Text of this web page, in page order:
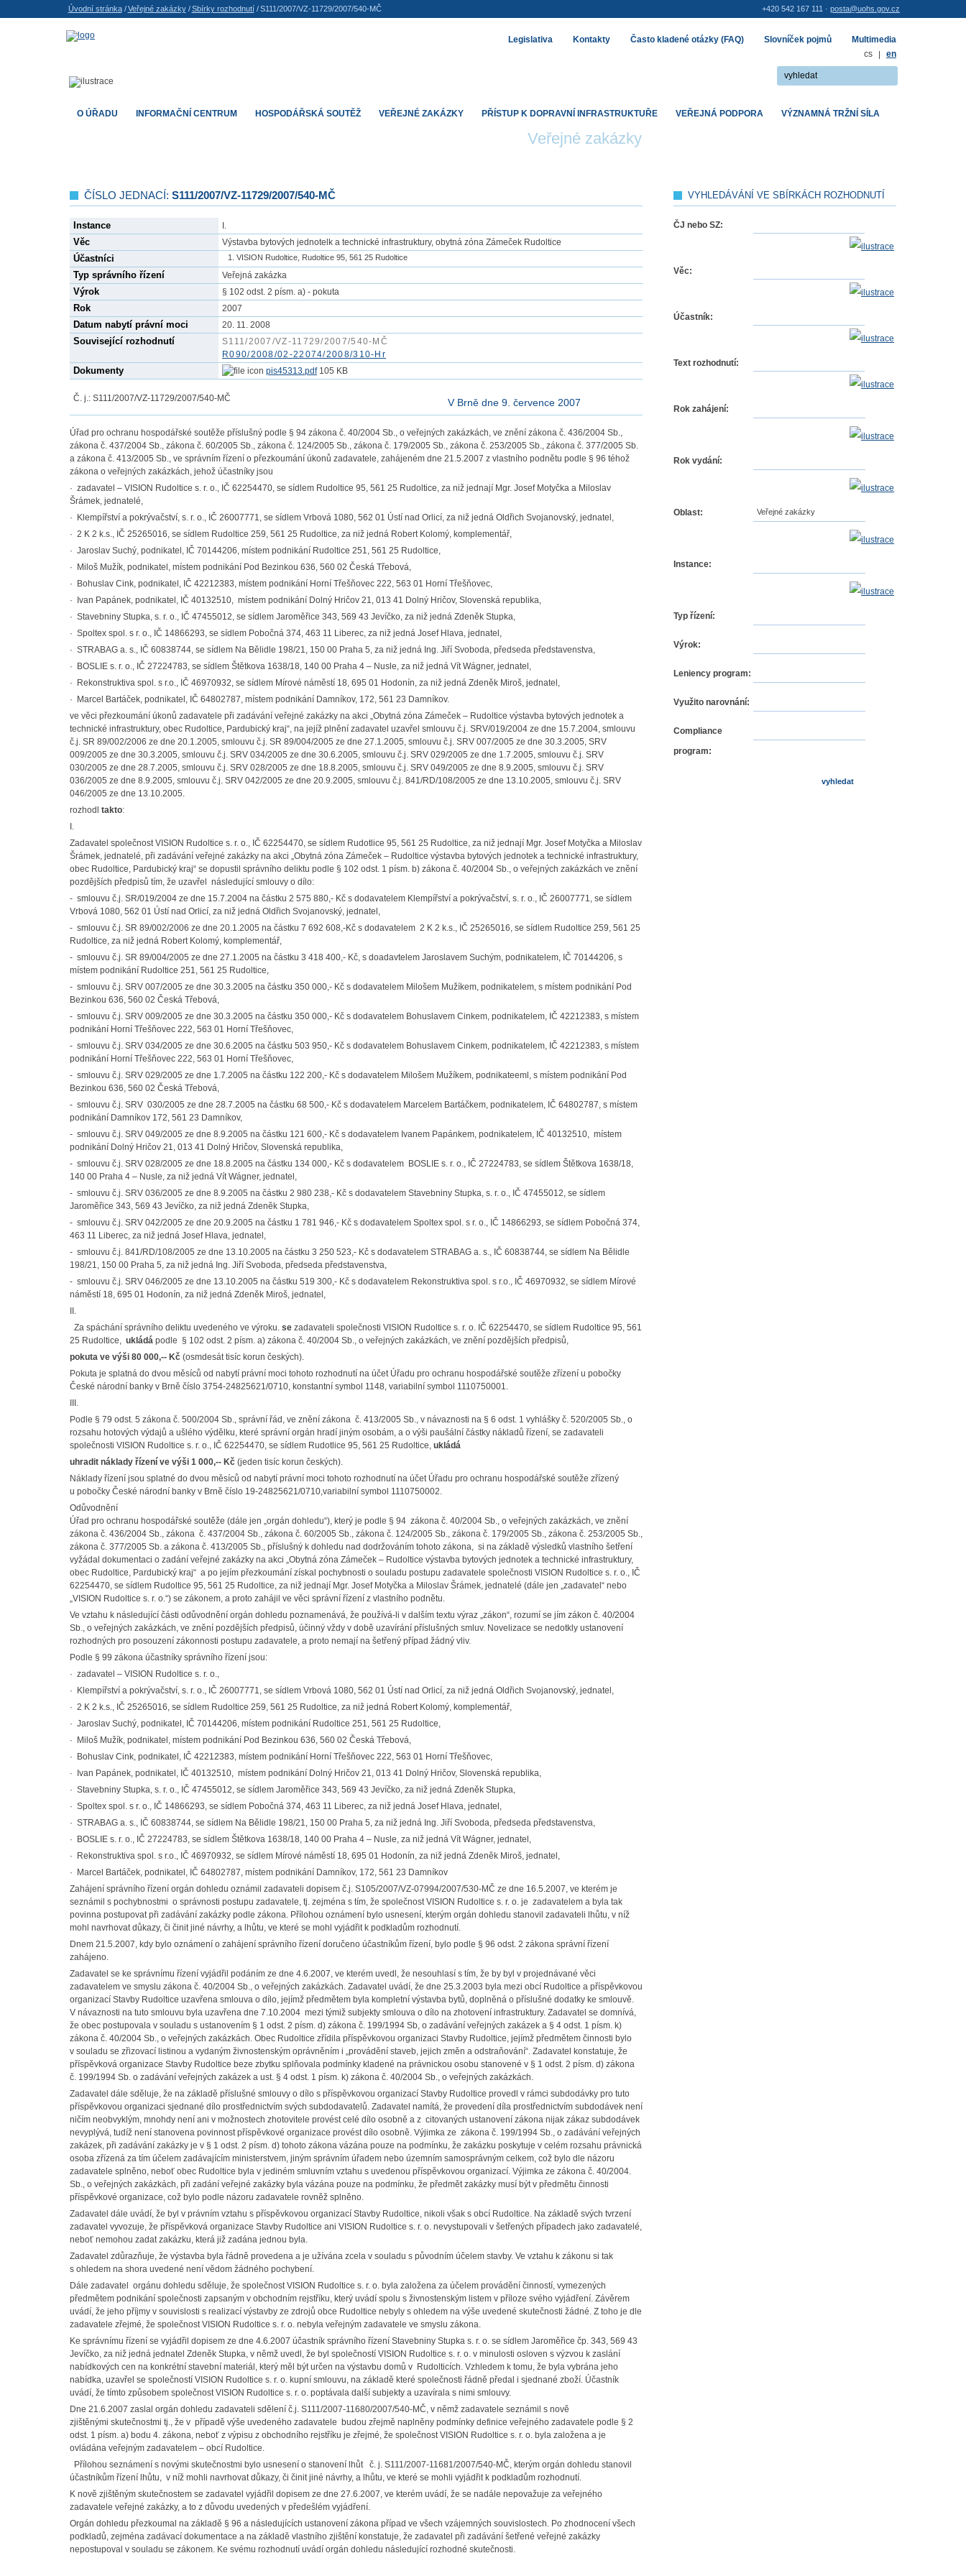
Veřejné zakázky
ČÍSLO JEDNACÍ: S111/2007/VZ-11729/2007/540-MČ
Instance I.
Věc Výstavba bytových jednotelk a technické infrastruktury, obytná zóna Zámeček Rudoltice
Účastníci VISION Rudoltice, Rudoltice 95, 561 25 Rudoltice
Typ správního řízení Veřejná zakázka
Výrok § 102 odst. 2 písm. a) - pokuta
Rok 2007
Datum nabytí právní moci 20. 11. 2008
Související rozhodnutí
S111/2007/VZ-11729/2007/540-MČ
R090/2008/02-22074/2008/310-Hr
Dokumenty pis45313.pdf105 KB
Č. j.: S111/2007/VZ-11729/2007/540-MČ V Brně dne 9. července 2007
Úřad pro ochranu hospodářské soutěže příslušný podle § 94 zákona č. 40/2004 Sb., o veřejných zakázkách, ve znění zákona č. 436/2004 Sb.,
zákona č. 437/2004 Sb., zákona č. 60/2005 Sb., zákona č. 124/2005 Sb., zákona č. 179/2005 Sb., zákona č. 253/2005 Sb., zákona č. 377/2005 Sb.
a zákona č. 413/2005 Sb., ve správním řízení o přezkoumání úkonů zadavatele, zahájeném dne 21.5.2007 z vlastního podnětu podle § 96 téhož
zákona o veřejných zakázkách, jehož účastníky jsou
· zadavatel – VISION Rudoltice s. r. o., IČ 62254470, se sídlem Rudoltice 95, 561 25 Rudoltice, za niž jednají Mgr. Josef Motyčka a Miloslav
Šrámek, jednatelé,
· Klempířství a pokrývačství, s. r. o., IČ 26007771, se sídlem Vrbová 1080, 562 01 Ústí nad Orlicí, za niž jedná Oldřich Svojanovský, jednatel,
· 2 K 2 k.s., IČ 25265016, se sídlem Rudoltice 259, 561 25 Rudoltice, za niž jedná Robert Kolomý, komplementář,
· Jaroslav Suchý, podnikatel, IČ 70144206, místem podnikání Rudoltice 251, 561 25 Rudoltice,
· Miloš Mužík, podnikatel, místem podnikání Pod Bezinkou 636, 560 02 Česká Třebová,
· Bohuslav Cink, podnikatel, IČ 42212383, místem podnikání Horní Třešňovec 222, 563 01 Horní Třešňovec,
· Ivan Papánek, podnikatel, IČ 40132510, místem podnikání Dolný Hričov 21, 013 41 Dolný Hričov, Slovenská republika,
· Stavebniny Stupka, s. r. o., IČ 47455012, se sídlem Jaroměřice 343, 569 43 Jevíčko, za niž jedná Zdeněk Stupka,
· Spoltex spol. s r. o., IČ 14866293, se sídlem Pobočná 374, 463 11 Liberec, za niž jedná Josef Hlava, jednatel,
· STRABAG a. s., IČ 60838744, se sídlem Na Bělidle 198/21, 150 00 Praha 5, za niž jedná Ing. Jiří Svoboda, předseda představenstva,
· BOSLIE s. r. o., IČ 27224783, se sídlem Štětkova 1638/18, 140 00 Praha 4 – Nusle, za niž jedná Vít Wágner, jednatel,
· Rekonstruktiva spol. s r.o., IČ 46970932, se sídlem Mírové náměstí 18, 695 01 Hodonín, za niž jedná Zdeněk Miroš, jednatel,
· Marcel Bartáček, podnikatel, IČ 64802787, místem podnikání Damníkov, 172, 561 23 Damníkov.
ve věci přezkoumání úkonů zadavatele při zadávání veřejné zakázky na akci „Obytná zóna Zámeček – Rudoltice výstavba bytových jednotek a
technické infrastruktury, obec Rudoltice, Pardubický kraj“, na jejíž plnění zadavatel uzavřel smlouvu č.j. SRV/019/2004 ze dne 15.7.2004, smlouvu
č.j. SR 89/002/2006 ze dne 20.1.2005, smlouvu č.j. SR 89/004/2005 ze dne 27.1.2005, smlouvu č.j. SRV 007/2005 ze dne 30.3.2005, SRV
009/2005 ze dne 30.3.2005, smlouvu č.j. SRV 034/2005 ze dne 30.6.2005, smlouvu č.j. SRV 029/2005 ze dne 1.7.2005, smlouvu č.j. SRV
030/2005 ze dne 28.7.2005, smlouvu č.j. SRV 028/2005 ze dne 18.8.2005, smlouvu č.j. SRV 049/2005 ze dne 8.9.2005, smlouvu č.j. SRV
036/2005 ze dne 8.9.2005, smlouvu č.j. SRV 042/2005 ze dne 20.9.2005, smlouvu č.j. 841/RD/108/2005 ze dne 13.10.2005, smlouvu č.j. SRV
046/2005 ze dne 13.10.2005.
rozhodl takto:
I.
Zadavatel společnost VISION Rudoltice s. r. o., IČ 62254470, se sídlem Rudotlice 95, 561 25 Rudoltice, za niž jednají Mgr. Josef Motyčka a Miloslav
Šrámek, jednatelé, při zadávání veřejné zakázky na akci „Obytná zóna Zámeček – Rudoltice výstavba bytových jednotek a technické infrastruktury,
obec Rudoltice, Pardubický kraj“ se dopustil správního deliktu podle § 102 odst. 1 písm. b) zákona č. 40/2004 Sb., o veřejných zakázkách ve znění
pozdějších předpisů tím, že uzavřel následující smlouvy o dílo:
- smlouvu č.j. SR/019/2004 ze dne 15.7.2004 na částku 2 575 880,- Kč s dodavatelem Klempířství a pokrývačství, s. r. o., IČ 26007771, se sídlem
Vrbová 1080, 562 01 Ústí nad Orlicí, za niž jedná Oldřich Svojanovský, jednatel,
- smlouvu č.j. SR 89/002/2006 ze dne 20.1.2005 na částku 7 692 608,-Kč s dodavatelem 2 K 2 k.s., IČ 25265016, se sídlem Rudoltice 259, 561 25
Rudoltice, za niž jedná Robert Kolomý, komplementář,
- smlouvu č.j. SR 89/004/2005 ze dne 27.1.2005 na částku 3 418 400,- Kč, s doadavtelem Jaroslavem Suchým, podnikatelem, IČ 70144206, s
místem podnikání Rudoltice 251, 561 25 Rudoltice,
- smlouvu č.j. SRV 007/2005 ze dne 30.3.2005 na částku 350 000,- Kč s dodavatelem Milošem Mužíkem, podnikatelem, s místem podnikání Pod
Bezinkou 636, 560 02 Česká Třebová,
- smlouvu č.j. SRV 009/2005 ze dne 30.3.2005 na částku 350 000,- Kč s dodavatelem Bohuslavem Cinkem, podnikatelem, IČ 42212383, s místem
podnikání Horní Třešňovec 222, 563 01 Horní Třešňovec,
- smlouvu č.j. SRV 034/2005 ze dne 30.6.2005 na částku 503 950,- Kč s dodavatelem Bohuslavem Cinkem, podnikatelem, IČ 42212383, s místem
podnikání Horní Třešňovec 222, 563 01 Horní Třešňovec,
- smlouvu č.j. SRV 029/2005 ze dne 1.7.2005 na částku 122 200,- Kč s dodavatelem Milošem Mužíkem, podnikateeml, s místem podnikání Pod
Bezinkou 636, 560 02 Česká Třebová,
- smlouvu č.j. SRV 030/2005 ze dne 28.7.2005 na částku 68 500,- Kč s dodavatelem Marcelem Bartáčkem, podnikatelem, IČ 64802787, s místem
podnikání Damníkov 172, 561 23 Damníkov,
- smlouvu č.j. SRV 049/2005 ze dne 8.9.2005 na částku 121 600,- Kč s dodavatelem Ivanem Papánkem, podnikatelem, IČ 40132510, místem
podnikání Dolný Hričov 21, 013 41 Dolný Hričov, Slovenská republika,
- smlouvu č.j. SRV 028/2005 ze dne 18.8.2005 na částku 134 000,- Kč s dodavatelem BOSLIE s. r. o., IČ 27224783, se sídlem Štětkova 1638/18,
140 00 Praha 4 – Nusle, za niž jedná Vít Wágner, jednatel,
- smlouvu č.j. SRV 036/2005 ze dne 8.9.2005 na částku 2 980 238,- Kč s dodavatelem Stavebniny Stupka, s. r. o., IČ 47455012, se sídlem
Jaroměřice 343, 569 43 Jevíčko, za niž jedná Zdeněk Stupka,
- smlouvu č.j. SRV 042/2005 ze dne 20.9.2005 na částku 1 781 946,- Kč s dodavatelem Spoltex spol. s r. o., IČ 14866293, se sídlem Pobočná 374,
463 11 Liberec, za niž jedná Josef Hlava, jednatel,
- smlouvu č.j. 841/RD/108/2005 ze dne 13.10.2005 na částku 3 250 523,- Kč s dodavatelem STRABAG a. s., IČ 60838744, se sídlem Na Bělidle
198/21, 150 00 Praha 5, za niž jedná Ing. Jiří Svoboda, předseda představenstva,
- smlouvu č.j. SRV 046/2005 ze dne 13.10.2005 na částku 519 300,- Kč s dodavatelem Rekonstruktiva spol. s r.o., IČ 46970932, se sídlem Mírové
náměstí 18, 695 01 Hodonín, za niž jedná Zdeněk Miroš, jednatel,
II.
Za spáchání správního deliktu uvedeného ve výroku. se zadavateli společnosti VISION Rudoltice s. r. o. IČ 62254470, se sídlem Rudoltice 95, 561
25 Rudoltice, ukládá podle § 102 odst. 2 písm. a) zákona č. 40/2004 Sb., o veřejných zakázkách, ve znění pozdějších předpisů,
pokuta ve výši 80 000,-- Kč (osmdesát tisíc korun českých).
Pokuta je splatná do dvou měsíců od nabytí právní moci tohoto rozhodnutí na účet Úřadu pro ochranu hospodářské soutěže zřízení u pobočky
České národní banky v Brně číslo 3754-24825621/0710, konstantní symbol 1148, variabilní symbol 1110750001.
III.
Podle § 79 odst. 5 zákona č. 500/2004 Sb., správní řád, ve znění zákona č. 413/2005 Sb., v návaznosti na § 6 odst. 1 vyhlášky č. 520/2005 Sb., o
rozsahu hotových výdajů a ušlého výdělku, které správní orgán hradí jiným osobám, a o výši paušální částky nákladů řízení, se zadavateli
společnosti VISION Rudoltice s. r. o., IČ 62254470, se sídlem Rudotlice 95, 561 25 Rudoltice, ukládá
uhradit náklady řízení ve výši 1 000,-- Kč (jeden tisíc korun českých).
Náklady řízení jsou splatné do dvou měsíců od nabytí právní moci tohoto rozhodnutí na účet Úřadu pro ochranu hospodářské soutěže zřízený
u pobočky České národní banky v Brně číslo 19-24825621/0710,variabilní symbol 1110750002.
Odůvodnění
Úřad pro ochranu hospodářské soutěže (dále jen „orgán dohledu“), který je podle § 94 zákona č. 40/2004 Sb., o veřejných zakázkách, ve znění
zákona č. 436/2004 Sb., zákona č. 437/2004 Sb., zákona č. 60/2005 Sb., zákona č. 124/2005 Sb., zákona č. 179/2005 Sb., zákona č. 253/2005 Sb.,
zákona č. 377/2005 Sb. a zákona č. 413/2005 Sb., příslušný k dohledu nad dodržováním tohoto zákona, si na základě výsledků vlastního šetření
vyžádal dokumentaci o zadání veřejné zakázky na akci „Obytná zóna Zámeček – Rudoltice výstavba bytových jednotek a technické infrastruktury,
obec Rudoltice, Pardubický kraj“ a po jejím přezkoumání získal pochybnosti o souladu postupu zadavatele společnosti VISION Rudoltice s. r. o., IČ
62254470, se sídlem Rudoltice 95, 561 25 Rudoltice, za niž jednají Mgr. Josef Motyčka a Miloslav Šrámek, jednatelé (dále jen „zadavatel“ nebo
„VISION Rudoltice s. r. o.“) se zákonem, a proto zahájil ve věci správní řízení z vlastního podnětu.
Ve vztahu k následující části odůvodnění orgán dohledu poznamenává, že používá-li v dalším textu výraz „zákon“, rozumí se jím zákon č. 40/2004
Sb., o veřejných zakázkách, ve znění pozdějších předpisů, účinný vždy v době uzavírání příslušných smluv. Novelizace se nedotkly ustanovení
rozhodných pro posouzení zákonnosti postupu zadavatele, a proto nemají na šetřený případ žádný vliv.
Podle § 99 zákona účastníky správního řízení jsou:
· zadavatel – VISION Rudoltice s. r. o.,
· Klempířství a pokrývačství, s. r. o., IČ 26007771, se sídlem Vrbová 1080, 562 01 Ústí nad Orlicí, za niž jedná Oldřich Svojanovský, jednatel,
· 2 K 2 k.s., IČ 25265016, se sídlem Rudoltice 259, 561 25 Rudoltice, za niž jedná Robert Kolomý, komplementář,
· Jaroslav Suchý, podnikatel, IČ 70144206, místem podnikání Rudoltice 251, 561 25 Rudoltice,
· Miloš Mužík, podnikatel, místem podnikání Pod Bezinkou 636, 560 02 Česká Třebová,
· Bohuslav Cink, podnikatel, IČ 42212383, místem podnikání Horní Třešňovec 222, 563 01 Horní Třešňovec,
· Ivan Papánek, podnikatel, IČ 40132510, místem podnikání Dolný Hričov 21, 013 41 Dolný Hričov, Slovenská republika,
· Stavebniny Stupka, s. r. o., IČ 47455012, se sídlem Jaroměřice 343, 569 43 Jevíčko, za niž jedná Zdeněk Stupka,
· Spoltex spol. s r. o., IČ 14866293, se sídlem Pobočná 374, 463 11 Liberec, za niž jedná Josef Hlava, jednatel,
· STRABAG a. s., IČ 60838744, se sídlem Na Bělidle 198/21, 150 00 Praha 5, za niž jedná Ing. Jiří Svoboda, předseda představenstva,
· BOSLIE s. r. o., IČ 27224783, se sídlem Štětkova 1638/18, 140 00 Praha 4 – Nusle, za niž jedná Vít Wágner, jednatel,
· Rekonstruktiva spol. s r.o., IČ 46970932, se sídlem Mírové náměstí 18, 695 01 Hodonín, za niž jedná Zdeněk Miroš, jednatel,
· Marcel Bartáček, podnikatel, IČ 64802787, místem podnikání Damníkov, 172, 561 23 Damníkov
Zahájení správního řízení orgán dohledu oznámil zadavateli dopisem č.j. S105/2007/VZ-07994/2007/530-MČ ze dne 16.5.2007, ve kterém je
seznámil s pochybnostmi o správnosti postupu zadavatele, tj. zejména s tím, že společnost VISION Rudoltice s. r. o. je zadavatelem a byla tak
povinna postupovat při zadávání zakázky podle zákona. Přílohou oznámení bylo usnesení, kterým orgán dohledu stanovil zadavateli lhůtu, v níž
mohl navrhovat důkazy, či činit jiné návrhy, a lhůtu, ve které se mohl vyjádřit k podkladům rozhodnutí.
Dnem 21.5.2007, kdy bylo oznámení o zahájení správního řízení doručeno účastníkům řízení, bylo podle § 96 odst. 2 zákona správní řízení
zahájeno.
Zadavatel se ke správnímu řízení vyjádřil podáním ze dne 4.6.2007, ve kterém uvedl, že nesouhlasí s tím, že by byl v projednávané věci
zadavatelem ve smyslu zákona č. 40/2004 Sb., o veřejných zakázkách. Zadavatel uvádí, že dne 25.3.2003 byla mezi obcí Rudoltice a příspěvkovou
organizací Stavby Rudoltice uzavřena smlouva o dílo, jejímž předmětem byla kompletní výstavba bytů, doplněná o příslušné dodatky ke smlouvě.
V návaznosti na tuto smlouvu byla uzavřena dne 7.10.2004 mezi týmiž subjekty smlouva o dílo na zhotovení infrastruktury. Zadavatel se domnívá,
že obec postupovala v souladu s ustanovením § 1 odst. 2 písm. d) zákona č. 199/1994 Sb, o zadávání veřejných zakázek a § 4 odst. 1 písm. k)
zákona č. 40/2004 Sb., o veřejných zakázkách. Obec Rudoltice zřídila příspěvkovou organizaci Stavby Rudoltice, jejímž předmětem činnosti bylo
v souladu se zřizovací listinou a vydaným živnostenským oprávněním i „provádění staveb, jejich změn a odstraňování“. Zadavatel konstatuje, že
příspěvková organizace Stavby Rudoltice beze zbytku splňovala podmínky kladené na právnickou osobu stanovené v § 1 odst. 2 písm. d) zákona
č. 199/1994 Sb. o zadávání veřejných zakázek a ust. § 4 odst. 1 písm. k) zákona č. 40/2004 Sb., o veřejných zakázkách.
Zadavatel dále sděluje, že na základě příslušné smlouvy o dílo s příspěvkovou organizací Stavby Rudoltice provedl v rámci subdodávky pro tuto
příspěvkovou organizaci sjednané dílo prostřednictvím svých subdodavatelů. Zadavatel namítá, že provedení díla prostřednictvím subdodávek není
ničím neobvyklým, mnohdy není ani v možnostech zhotovitele provést celé dílo osobně a z citovaných ustanovení zákona nijak zákaz subdodávek
nevyplývá, tudíž není stanovena povinnost příspěvkové organizace provést dílo osobně. Výjimka ze zákona č. 199/1994 Sb., o zadávání veřejných
zakázek, při zadávání zakázky je v § 1 odst. 2 písm. d) tohoto zákona vázána pouze na podmínku, že zakázku poskytuje v celém rozsahu právnická
osoba zřízená za tím účelem zadávajícím ministerstvem, jiným správním úřadem nebo územním samosprávným celkem, což bylo dle názoru
zadavatele splněno, neboť obec Rudoltice byla v jediném smluvním vztahu s uvedenou příspěvkovou organizací. Výjimka ze zákona č. 40/2004.
Sb., o veřejných zakázkách, při zadání veřejné zakázky byla vázána pouze na podmínku, že předmět zakázky musí být v předmětu činnosti
příspěvkové organizace, což bylo podle názoru zadavatele rovněž splněno.
Zadavatel dále uvádí, že byl v právním vztahu s příspěvkovou organizací Stavby Rudoltice, nikoli však s obcí Rudoltice. Na základě svých tvrzení
zadavatel vyvozuje, že příspěvková organizace Stavby Rudoltice ani VISION Rudoltice s. r. o. nevystupovali v šetřených případech jako zadavatelé,
neboť nemohou zadat zakázku, která již zadána jednou byla.
Zadavatel zdůrazňuje, že výstavba byla řádně provedena a je užívána zcela v souladu s původním účelem stavby. Ve vztahu k zákonu si tak
s ohledem na shora uvedené není vědom žádného pochybení.
Dále zadavatel orgánu dohledu sděluje, že společnost VISION Rudoltice s. r. o. byla založena za účelem provádění činností, vymezených
předmětem podnikání společnosti zapsaným v obchodním rejstříku, který uvádí spolu s živnostenským listem v příloze svého vyjádření. Závěrem
uvádí, že jeho příjmy v souvislosti s realizací výstavby ze zdrojů obce Rudoltice nebyly s ohledem na výše uvedené skutečnosti žádné. Z toho je dle
zadavatele zřejmé, že společnost VISION Rudoltice s. r. o. nebyla veřejným zadavatele ve smyslu zákona.
Ke správnímu řízení se vyjádřil dopisem ze dne 4.6.2007 účastník správního řízení Stavebniny Stupka s. r. o. se sídlem Jaroměřice čp. 343, 569 43
Jevíčko, za niž jedná jednatel Zdeněk Stupka, v němž uvedl, že byl společností VISION Rudoltice s. r. o. v minulosti osloven s výzvou k zaslání
nabídkových cen na konkrétní stavební materiál, který měl být určen na výstavbu domů v Rudolticích. Vzhledem k tomu, že byla vybrána jeho
nabídka, uzavřel se společností VISION Rudoltice s. r. o. kupní smlouvu, na základě které společnosti řádně předal i sjednané zboží. Účastník
uvádí, že tímto způsobem společnost VISION Rudoltice s. r. o. poptávala další subjekty a uzavírala s nimi smlouvy.
Dne 21.6.2007 zaslal orgán dohledu zadavateli sdělení č.j. S111/2007-11680/2007/540-MČ, v němž zadavatele seznámil s nově
zjištěnými skutečnostmi tj., že v případě výše uvedeného zadavatele budou zřejmě naplněny podmínky definice veřejného zadavatele podle § 2
odst. 1 písm. a) bodu 4. zákona, neboť z výpisu z obchodního rejstříku je zřejmé, že společnost VISION Rudoltice s. r. o. byla založena a je
ovládána veřejným zadavatelem – obcí Rudoltice.
Přílohou seznámení s novými skutečnostmi bylo usnesení o stanovení lhůt č. j. S111/2007-11681/2007/540-MČ, kterým orgán dohledu stanovil
účastníkům řízení lhůtu, v níž mohli navrhovat důkazy, či činit jiné návrhy, a lhůtu, ve které se mohli vyjádřit k podkladům rozhodnutí.
K nově zjištěným skutečnostem se zadavatel vyjádřil dopisem ze dne 27.6.2007, ve kterém uvádí, že se nadále nepovažuje za veřejného
zadavatele veřejné zakázky, a to z důvodu uvedených v předešlém vyjádření.
Orgán dohledu přezkoumal na základě § 96 a následujících ustanovení zákona případ ve všech vzájemných souvislostech. Po zhodnocení všech
podkladů, zejména zadávací dokumentace a na základě vlastního zjištění konstatuje, že zadavatel při zadávání šetřené veřejné zakázky
nepostupoval v souladu se zákonem. Ke svému rozhodnutí uvádí orgán dohledu následující rozhodné skutečnosti.
VYHLEDÁVÁNÍ VE SBÍRKÁCH ROZHODNUTÍ
ČJ nebo SZ:
Věc:
Účastník:
Text rozhodnutí:
Rok zahájení:
Rok vydání:
Oblast: Veřejné zakázky
Instance:
Typ řízení:
Výrok:
Leniency program:
Využito narovnání:
Compliance
program:
O ÚŘADU INFORMAČNÍ CENTRUM HOSPODÁŘSKÁ SOUTĚŽ VEŘEJNÉ ZAKÁZKY PŘÍSTUP K DOPRAVNÍ INFRASTRUKTUŘE VEŘEJNÁ PODPORA VÝZNAMNÁ TRŽNÍ SÍLA
Legislativa Kontakty Často kladené otázky (FAQ) Slovníček pojmů
Multimedia
cs
| en
Úvodní stránka/ Veřejné zakázky/ Sbírky rozhodnutí/ S111/2007/VZ-11729/2007/540-MČ +420 542 167 111 · posta@uohs.gov.cz